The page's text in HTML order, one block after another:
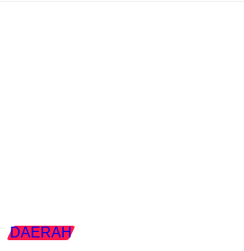
Menkumham Ajak Pemerintah Dorong